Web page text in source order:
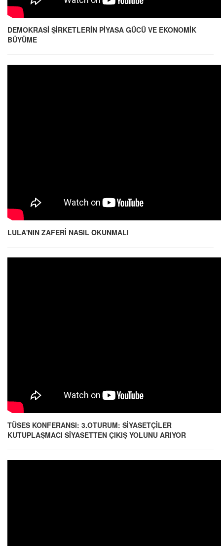
DEMOKRASİ ŞİRKETLERİN PİYASA GÜCÜ VE EKONOMİK
BÜYÜME
LULA'NIN ZAFERİ NASIL OKUNMALI
TÜSES KONFERANSI: 3.OTURUM: SİYASETÇİLER
KUTUPLAŞMACI SİYASETTEN ÇIKIŞ YOLUNU ARIYOR